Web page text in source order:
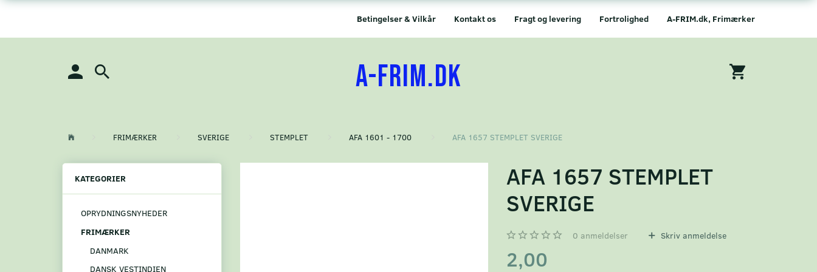
A-FRIM.dk, Frimærker
Fortrolighed
Fragt og levering
Kontakt os
Betingelser & Vilkår
A-FRIM.DK
FRIMÆRKER SVERIGE STEMPLET AFA 1601 - 1700 AFA 1657 STEMPLET SVERIGE
KATEGORIER
OPRYDNINGSNYHEDER
FRIMÆRKER
DANMARK
DANSK VESTINDIEN
AFA 1657 STEMPLET
SVERIGE
0 anmeldelser Skriv anmeldelse
2,00